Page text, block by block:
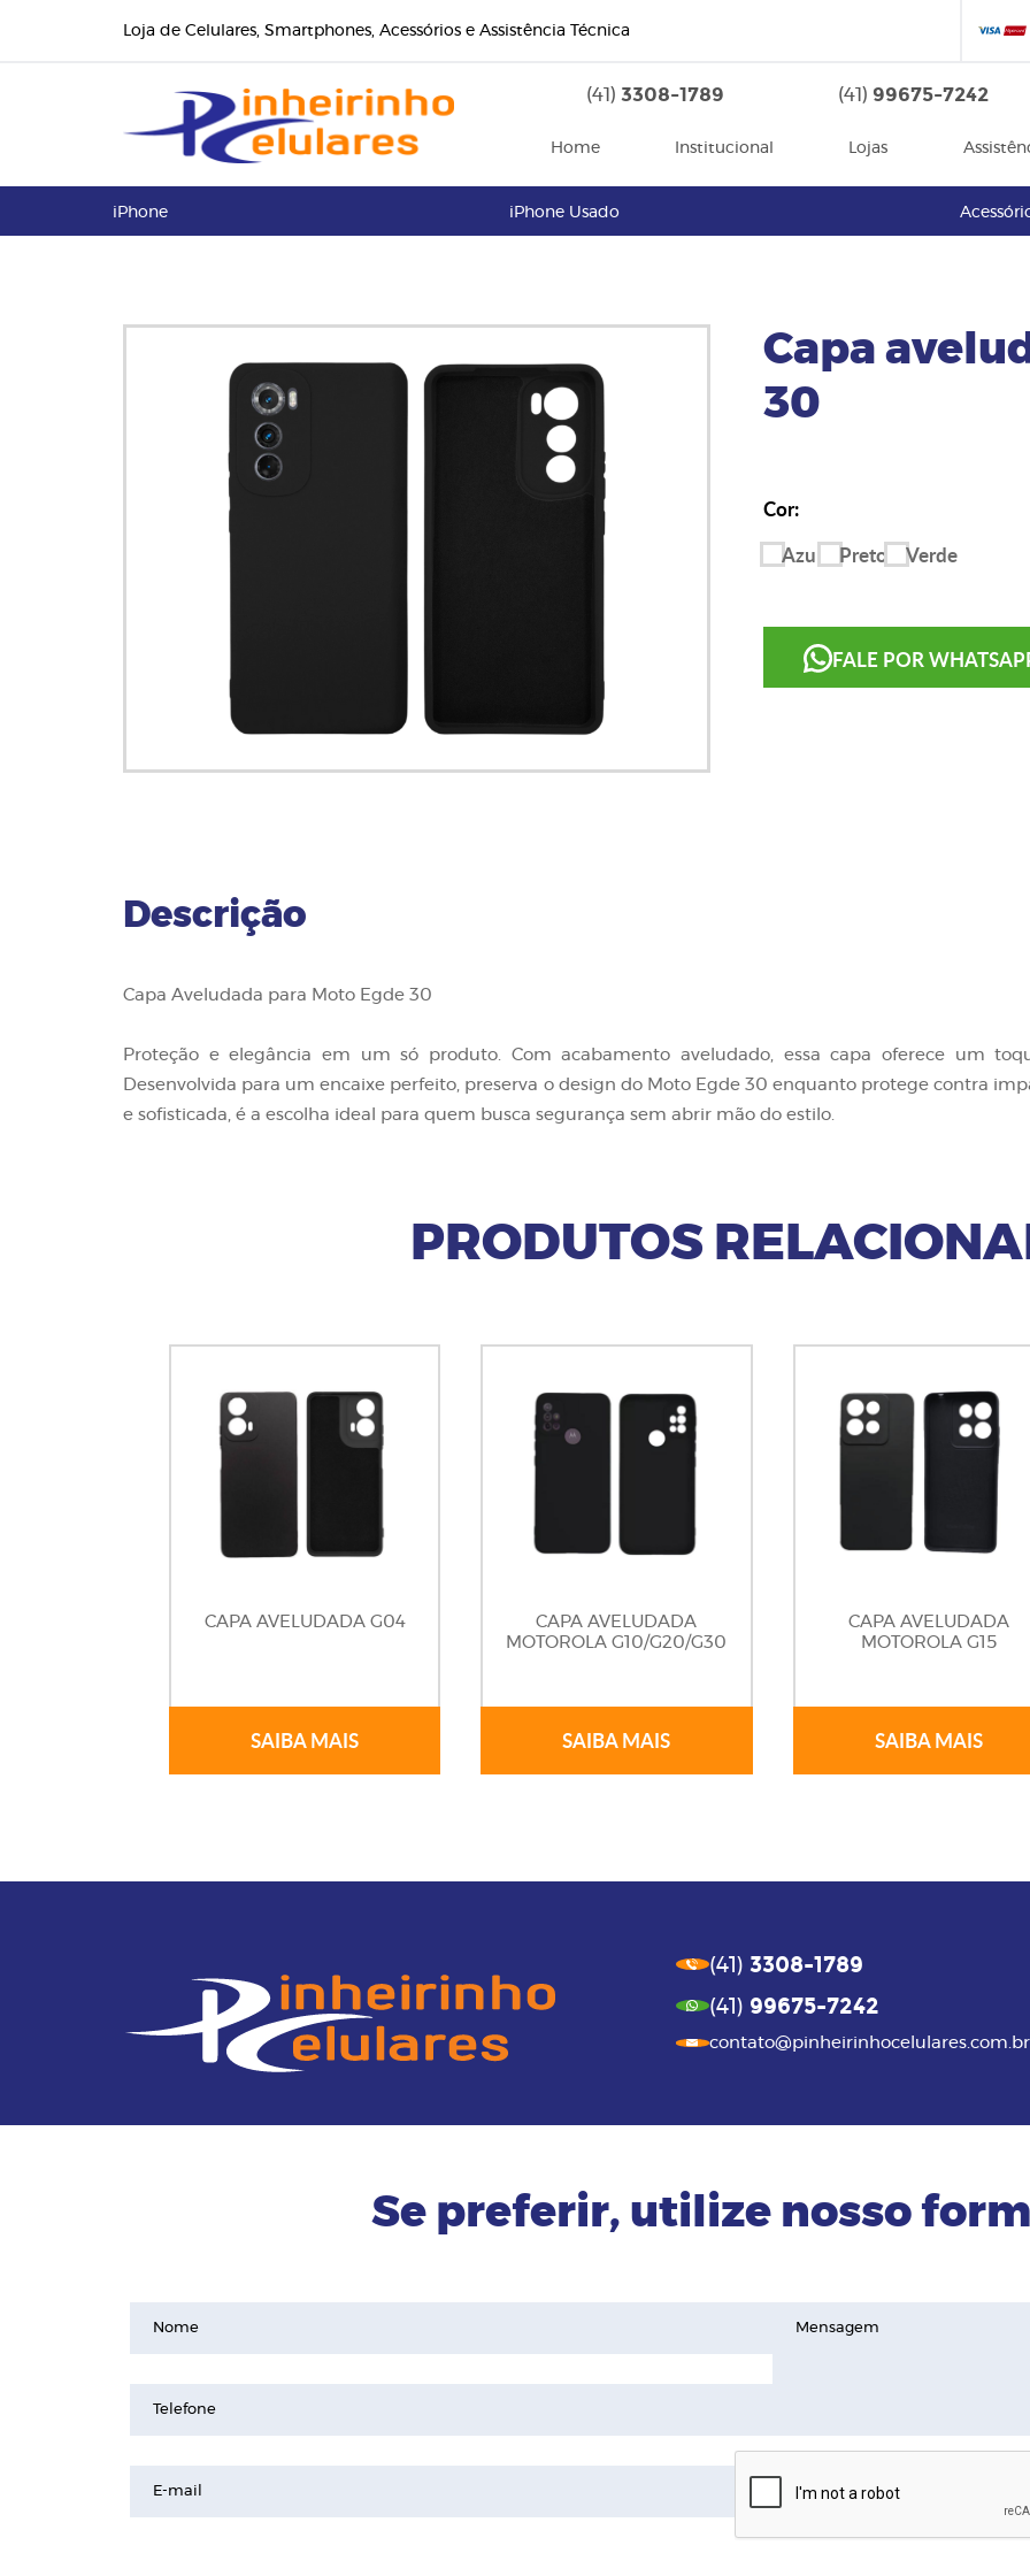
Loja de Celulares, Smartphones, Acessórios e Assistência Técnica
(41) 3308-1789 (41) 99675-7242
Home Institucional Lojas
iPhone iPhone Usado
Capa
30
Cor:
Azul
Preto Verde
FALE POR
Descrição
Capa Aveludada para Moto Egde 30
Proteção e elegância em um só produto. Com acabamento aveludado, essa capa oferece um
Desenvolvida para um encaixe perfeito, preserva o design do Moto Egde 30 enquanto protege contra
e sofisticada, é a escolha ideal para quem busca segurança sem abrir mão do estilo.
PRODUTOS
CAPA AVELUDADA G04
SAIBA MAIS
CAPA AVELUDADA
MOTOROLA G10/G20/G30
SAIBA MAIS
CAPA AVELUDADA
MOTOROLA G15
SAIBA MAIS
(41) 3308-1789
(41) 99675-7242
contato@pinheirinhocelulares.com.br
Se preferir, utilize nosso
Nome
Telefone
E-mail
Mensagem